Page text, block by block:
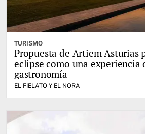
TURISMO
Propuesta de Artiem Asturias
eclipse como una experiencia
gastronomía
EL FIELATO Y EL NORA